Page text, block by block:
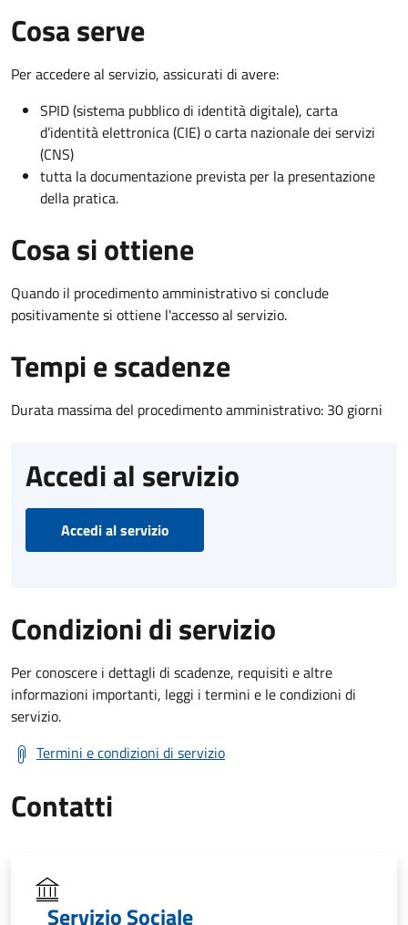
Cosa serve
Per accedere al servizio, assicurati di avere:
SPID (sistema pubblico di identità digitale), carta
d’identità elettronica (CIE) o carta nazionale dei servizi
(CNS)
tutta la documentazione prevista per la presentazione
della pratica.
Cosa si ottiene
Quando il procedimento amministrativo si conclude
positivamente si ottiene l'accesso al servizio.
Tempi e scadenze
Durata massima del procedimento amministrativo: 30 giorni
Accedi al servizio
Accedi al servizio
Condizioni di servizio
Per conoscere i dettagli di scadenze, requisiti e altre
informazioni importanti, leggi i termini e le condizioni di
servizio.
Termini e condizioni di servizio
Contatti
Servizio Sociale